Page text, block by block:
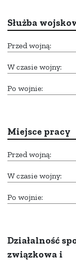
Służba
Przed wojną:
W czasie wojny:
Po wojnie:
Miejsce pracy
Przed wojną:
W czasie wojny:
Po wojnie:
Działalność
związkowa i